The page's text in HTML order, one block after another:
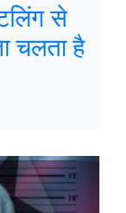
से
चलता है